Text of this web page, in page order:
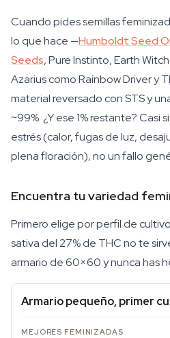
Cuando pides semillas
lo que hace —Humboldt Seed
Seeds, Pure Instinto, Earth
Azarius como Rainbow Driver y
material reversado con STS y
~99%. ¿Y ese 1% restante? Casi
estrés (calor, fugas de luz,
plena floración), no un fallo
Encuentra tu variedad
Primero elige por perfil de
sativa del 27% de THC no te
armario de 60×60 y nunca has
Armario pequeño, primer